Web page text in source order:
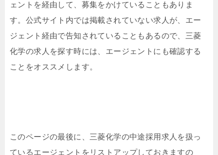
ェントを経由して、募集をかけていることもありま
す。公式サイト内では掲載されていない求人が、エー
ジェント経由で告知されていることもあるので、三菱
化学の求人を探す時には、エージェントにも確認する
ことをオススメします。
このページの最後に、三菱化学の中途採用求人を扱っ
ているエージェントをリストアップしておきますの